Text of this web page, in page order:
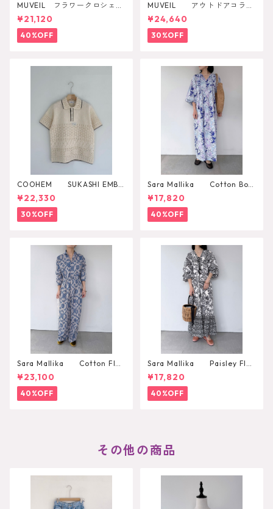
MUVEIL フラワークロシェカ
ットソー
¥21,120
40%OFF
MUVEIL アウトドアコラボ
2WAYリュック
¥24,640
30%OFF
COOHEM SUKASHI EMBO
SSED KNIT PULLOVER
¥22,330
30%OFF
Sara Mallika Cotton Boh
emian Flower Print Dress
¥17,820
40%OFF
Sara Mallika Cotton Flo
wer Signal Print All In One
¥23,100
40%OFF
Sara Mallika Paisley Flo
wer Print Dress
¥17,820
40%OFF
その他の商品